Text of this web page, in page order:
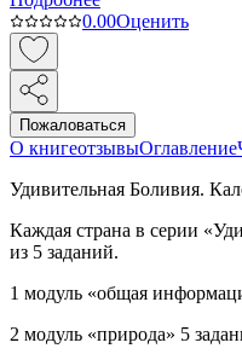
0.00Оценить
Пожаловаться
О книгеотзывыОглавление
Удивительная Боливия.
Каждая страна в серии
из 5 заданий.
1 модуль «общая
2 модуль «природа» 5